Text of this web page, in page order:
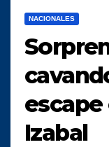
NACIONALES
escape
Izabal